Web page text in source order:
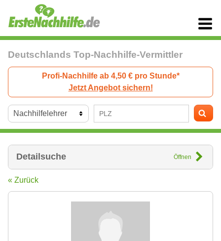
Deutschlands Top-Nachhilfe-Vermittler
Profi-Nachhilfe ab 4,50 € pro Stunde*
Jetzt Angebot sichern!
Detailsuche Öffnen
« Zurück